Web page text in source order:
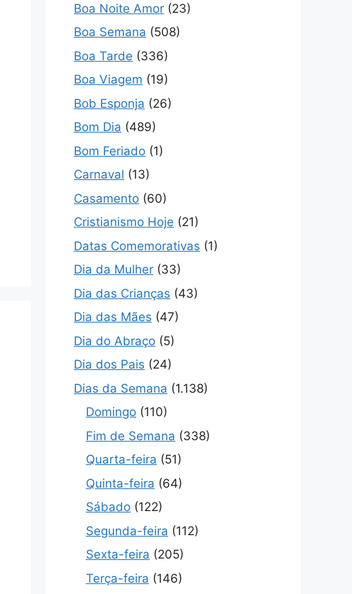
Boa Noite Amor (23)
Boa Semana (508)
Boa Tarde (336)
Boa Viagem (19)
Bob Esponja (26)
Bom Dia (489)
Bom Feriado (1)
Carnaval (13)
Casamento (60)
Cristianismo Hoje (21)
Datas Comemorativas (1)
Dia da Mulher (33)
Dia das Crianças (43)
Dia das Mães (47)
Dia do Abraço (5)
Dia dos Pais (24)
Dias da Semana (1.138)
Domingo (110)
Fim de Semana (338)
Quarta-feira (51)
Quinta-feira (64)
Sábado (122)
Segunda-feira (112)
Sexta-feira (205)
Terça-feira (146)